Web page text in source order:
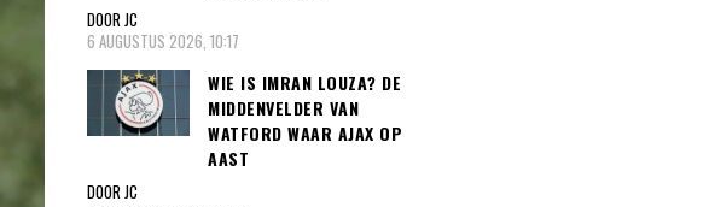
DOOR JC
6 AUGUSTUS 2026, 10:17
WIE IS IMRAN LOUZA? DE
MIDDENVELDER VAN
WATFORD WAAR AJAX OP
AAST
DOOR JC